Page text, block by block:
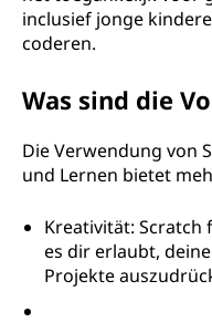
inclusief jonge
coderen.
Was sind die
Die Verwendung von
und Lernen bietet
Kreativität:
es dir erlaubt,
Projekte